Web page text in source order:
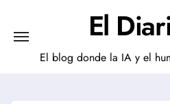
contenido
El
El blog donde la IA y el